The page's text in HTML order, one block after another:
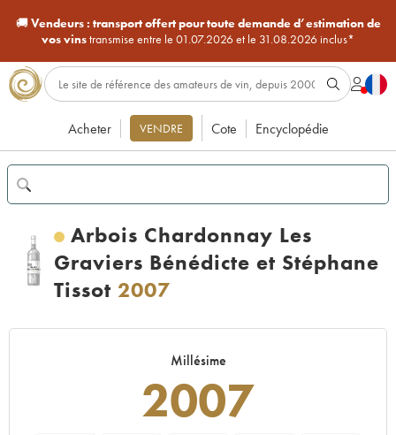
🚚Vendeurs : transport offert pour toute demande d’estimation de
vos vinstransmise entre le 01.07.2026 et le 31.08.2026 inclus*
Acheter VENDRE Cote Encyclopédie
Arbois Chardonnay Les
Graviers Bénédicte et Stéphane
Tissot 2007
Millésime
2007